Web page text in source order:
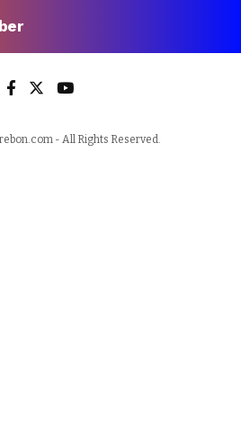
- All Rights Reserved.